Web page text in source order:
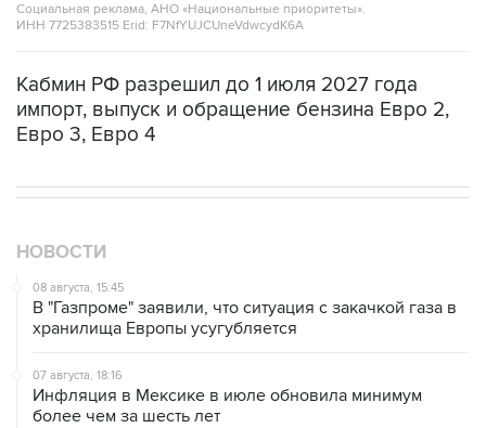
Социальная реклама, АНО «Национальные приоритеты».
ИНН 7725383515 Erid: F7NfYUJCUneVdwcydK6A
Кабмин РФ разрешил до 1 июля 2027 года
импорт, выпуск и обращение бензина Евро 2,
Евро 3, Евро 4
НОВОСТИ
08 августа, 15:45
В "Газпроме" заявили, что ситуация с закачкой газа в
хранилища Европы усугубляется
07 августа, 18:16
Инфляция в Мексике в июле обновила минимум
более чем за шесть лет